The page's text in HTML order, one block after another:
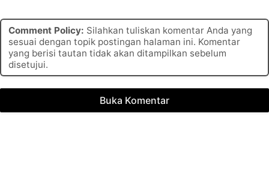
Comment Policy: Silahkan tuliskan komentar Anda yang
sesuai dengan topik postingan halaman ini. Komentar
yang berisi tautan tidak akan ditampilkan sebelum
disetujui.
Buka Komentar